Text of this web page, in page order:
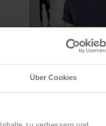
Über Cookies
Bachelor
Management